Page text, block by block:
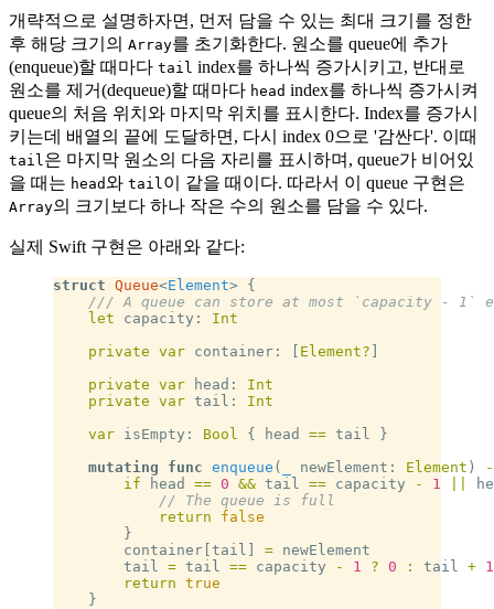
개략적으로 설명하자면, 먼저 담을 수 있는 최대 크기를 정한
후 해당 크기의 Array를 초기화한다. 원소를 queue에 추가
(enqueue)할 때마다 tail index를 하나씩 증가시키고, 반대로
원소를 제거(dequeue)할 때마다 head index를 하나씩 증가시켜
queue의 처음 위치와 마지막 위치를 표시한다. Index를 증가시
키는데 배열의 끝에 도달하면, 다시 index 0으로 '감싼다'. 이때
tail 은 마지막 원소의 다음 자리를 표시하며, queue가 비어있
을 때는 head와 tail 이 같을 때이다. 따라서 이 queue 구현은
Array의 크기보다 하나 작은 수의 원소를 담을 수 있다.
실제 Swift 구현은 아래와 같다:
struct Queue<Element> {
/// A queue can store at most `capacity - 1`
    let
capacity: Int
    private
var container: [ Element? ]
    private
var head: Int
    private
var tail: Int
    var
isEmpty: Bool { head == tail }
    mutating
func enqueue ( newElement: Element )
        if
head == 0 && tail == capacity - 1
            // The queue is full
            return
false
        }
        container[tail]
= newElement
        tail
= tail == capacity - 1 ? 0 : tail + 1
        return
true
    }